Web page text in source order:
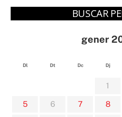
BUSCAR
gener
Dl Dt Dc Dj
1
5
6 7 8